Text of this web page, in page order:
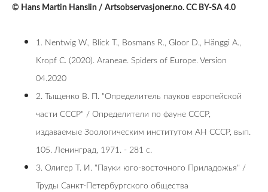
© Hans Martin Hanslin / Artsobservasjoner.no. CC BY-SA 4.0
1. Nentwig W., Blick T., Bosmans R., Gloor D., Hänggi A.,
Kropf C. (2020). Araneae. Spiders of Europe. Version
04.2020
2. Тыщенко В. П. "Определитель пауков европейской
части СССР" / Определители по фауне СССР,
издаваемые Зоологическим институтом АН СССР, вып.
105. Ленинград, 1971. - 281 с.
3. Олигер Т. И. "Пауки юго-восточного Приладожья" /
Труды Санкт-Петербургского общества